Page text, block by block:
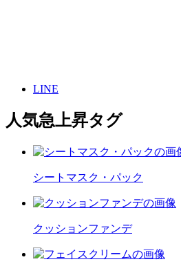
LINE
人気急上昇タグ
シートマスク・パック
クッションファンデ